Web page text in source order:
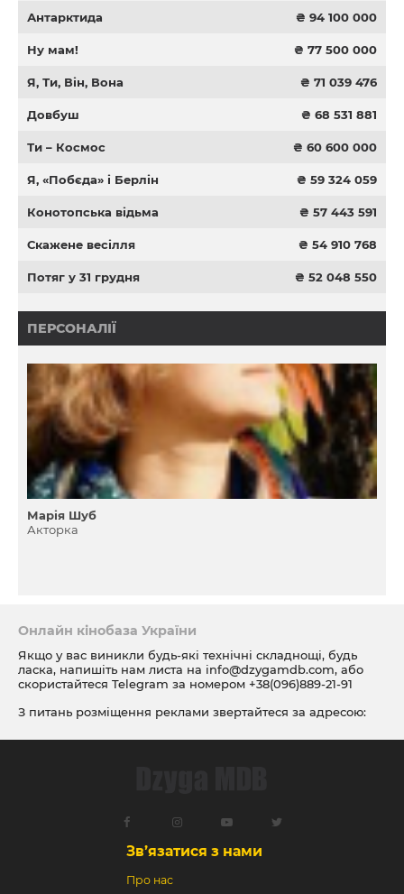
Антарктида ₴ 94 100 000
Ну мам! ₴ 77 500 000
Я, Ти, Він, Вона ₴ 71 039 476
Довбуш ₴ 68 531 881
Ти – Космос ₴ 60 600 000
Я, «Побєда» і Берлін ₴ 59 324 059
Конотопська відьма ₴ 57 443 591
Скажене весілля ₴ 54 910 768
Потяг у 31 грудня ₴ 52 048 550
ПЕРСОНАЛІЇ
Марія Шуб
Акторка
Онлайн кінобаза України
Якщо у вас виникли будь-які технічні складнощі, будь
ласка, напишіть нам листа на info@dzygamdb.com, або
скористайтеся Telegram за номером +38(096)889-21-91
З питань розміщення реклами звертайтеся за адресою:
посиланням
Зв’язатися з нами
Про нас